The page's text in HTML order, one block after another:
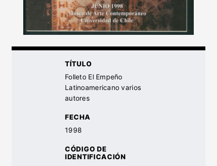
TÍTULO
Folleto El Empeño
Latinoamericano varios
autores
FECHA
1998
CÓDIGO DE
IDENTIFICACIÓN